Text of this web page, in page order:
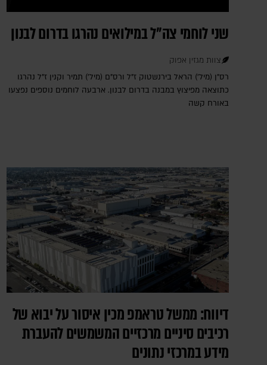
שני לוחמי צה"ל במילואים נהרגו בדרום לבנון
צוות מגזין אפוק
רס"ן (מיל') הראל בירנשטוק ז"ל ורס"ם (מיל') תמיר וקנין ז"ל נהרגו
כתוצאה מפיצוץ במבנה בדרום לבנון. ארבעה לוחמים נוספים נפצעו
באורח קשה
דיווח: ממשל טראמפ מכין איסור על יבוא של
רכיבים סיניים מרכזיים המשמשים להעברת
מידע במרכזי נתונים